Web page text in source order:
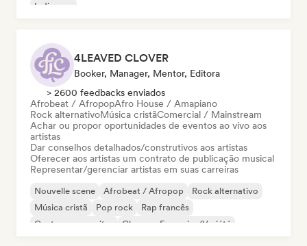
Indie pop
4LEAVED CLOVER
Booker, Manager, Mentor, Editora
> 2600 feedbacks enviados
Afrobeat / AfropopAfro House / Amapiano
Rock alternativoMúsica cristãComercial / Mainstream
Achar ou propor oportunidades de eventos ao vivo aos
artistas
Dar conselhos detalhados/construtivos aos artistas
Oferecer aos artistas um contrato de publicação musical
Representar/gerenciar artistas em suas carreiras
Nouvelle scene Afrobeat / Afropop
Rock alternativo
Música cristã
Pop rock
Rap francês
Cantor-compositor
Chanson Française/Variété